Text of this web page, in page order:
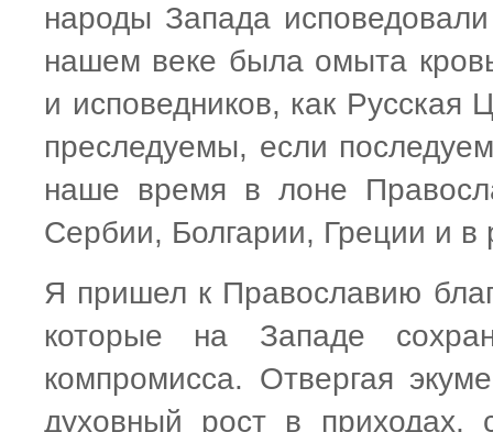
народы Запада
нашем веке была омыта
и исповедников, как Русская
преследуемы, если
наше время в лоне
Сербии, Болгарии, Греции и в
Я пришел к Православию
которые на Западе
компромисса. Отвергая
духовный рост в приходах,